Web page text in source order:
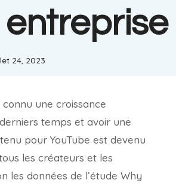
24, 2023
une croissance
temps et avoir une
pour YouTube est devenu
les créateurs et les
les données de l’étude Why